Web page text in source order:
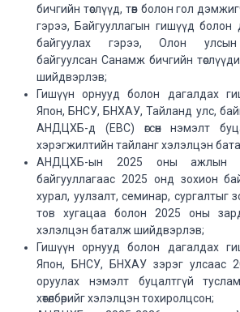
бичгийн төслүүд, төв болон гол
гэрээ, Байгууллагын гишүүд болон
байгуулах гэрээ, Олон улсын
байгуулсан Санамж бичгийн
шийдвэрлэв;
Гишүүн орнууд болон дагалдах
Япон, БНСУ, БНХАУ, Тайланд улс,
АНДЦХБ-д (EBC) өгсөн нэмэлт
хэрэгжилтийн тайланг хэлэлцэн
АНДЦХБ-ын 2025 оны ажлын
байгууллагаас 2025 онд зохион
хурал, уулзалт, семинар, сургалтыг
тов хугацаа болон 2025 оны
хэлэлцэн баталж шийдвэрлэв;
Гишүүн орнууд болон дагалдах
Япон, БНСУ, БНХАУ зэрэг улсаас
оруулах нэмэлт буцалтгүй
хөтөлбөрийг хэлэлцэн тохиролцсон;